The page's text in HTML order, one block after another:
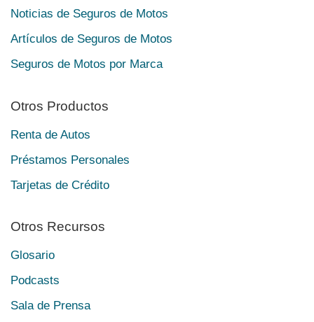
Noticias de Seguros de Motos
Artículos de Seguros de Motos
Seguros de Motos por Marca
Otros Productos
Renta de Autos
Préstamos Personales
Tarjetas de Crédito
Otros Recursos
Glosario
Podcasts
Sala de Prensa